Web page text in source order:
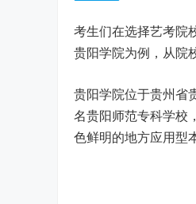
考生们在选择艺考院
贵阳学院为例，从院
贵阳学院位于贵州省
名贵阳师范专科学校
色鲜明的地方应用型